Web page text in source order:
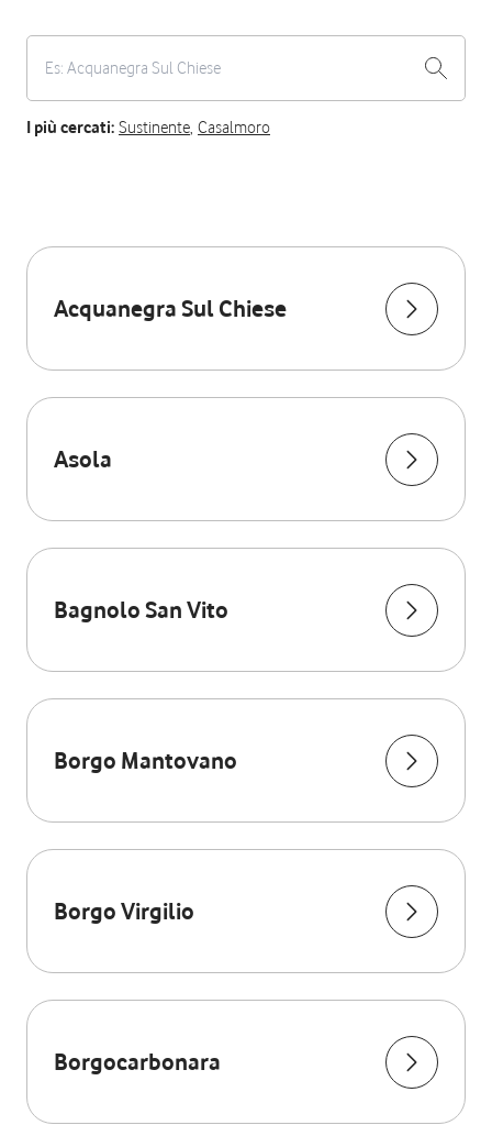
I più cercati: Sustinente, Casalmoro
Acquanegra Sul Chiese
Asola
Bagnolo San Vito
Borgo Mantovano
Borgo Virgilio
Borgocarbonara